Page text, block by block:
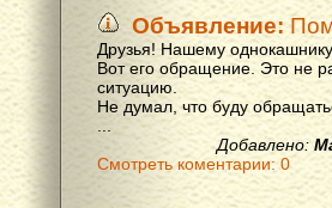
Объявление:
Друзья! Нашему
Вот его обращение. Это не
ситуацию.
Не думал, что буду
Добавлено:
Смотреть коментарии: 0